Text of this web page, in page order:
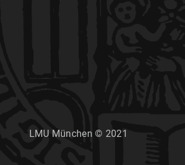
LMU München © 2021